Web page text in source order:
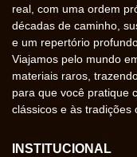
real, com uma ordem
décadas de caminho,
e um repertório
Viajamos pelo mundo
materiais raros,
para que você pratique
clássicos e às tradições
INSTITUCIONAL